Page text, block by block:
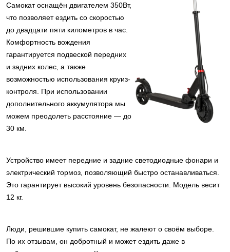
Самокат оснащён двигателем 350Вт,
что позволяет ездить со скоростью
до двадцати пяти километров в час.
Комфортность вождения
гарантируется подвеской передних
и задних колес, а также
возможностью использования круиз-
контроля. При использовании
дополнительного аккумулятора мы
можем преодолеть расстояние — до
30 км.
Устройство имеет передние и задние светодиодные фонари и
электрический тормоз, позволяющий быстро останавливаться.
Это гарантирует высокий уровень безопасности. Модель весит
12 кг.
Люди, решившие купить самокат, не жалеют о своём выборе.
По их отзывам, он добротный и может ездить даже в